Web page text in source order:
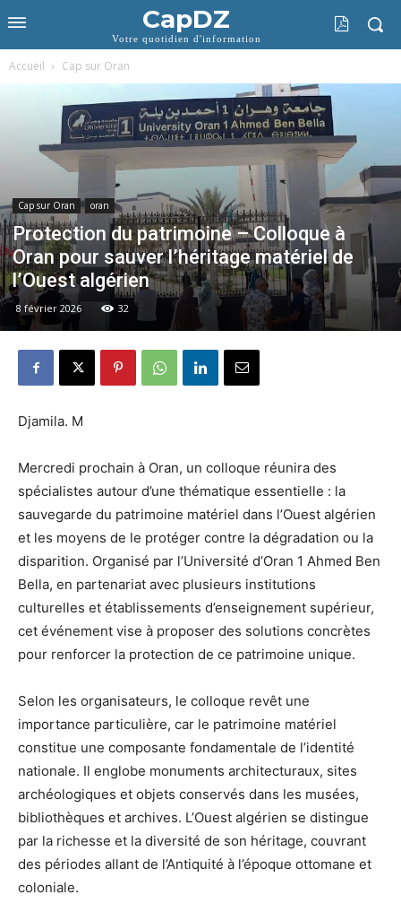
CapDZ
Votre quotidien d'information
Accueil Cap sur Oran
Cap sur Oran oran
Protection du patrimoine – Colloque à
Oran pour sauver l’héritage matériel de
l’Ouest algérien
8 février 2026 32
Djamila. M
Mercredi prochain à Oran, un colloque réunira des
spécialistes autour d’une thématique essentielle : la
sauvegarde du patrimoine matériel dans l’Ouest algérien
et les moyens de le protéger contre la dégradation ou la
disparition. Organisé par l’Université d’Oran 1 Ahmed Ben
Bella, en partenariat avec plusieurs institutions
culturelles et établissements d’enseignement supérieur,
cet événement vise à proposer des solutions concrètes
pour renforcer la protection de ce patrimoine unique.
Selon les organisateurs, le colloque revêt une
importance particulière, car le patrimoine matériel
constitue une composante fondamentale de l’identité
nationale. Il englobe monuments architecturaux, sites
archéologiques et objets conservés dans les musées,
bibliothèques et archives. L’Ouest algérien se distingue
par la richesse et la diversité de son héritage, couvrant
des périodes allant de l’Antiquité à l’époque ottomane et
coloniale.